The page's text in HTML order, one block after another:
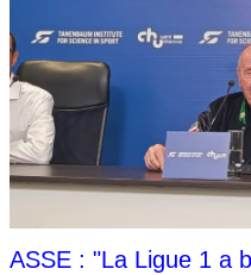
ASSE : "La Ligue 1 a